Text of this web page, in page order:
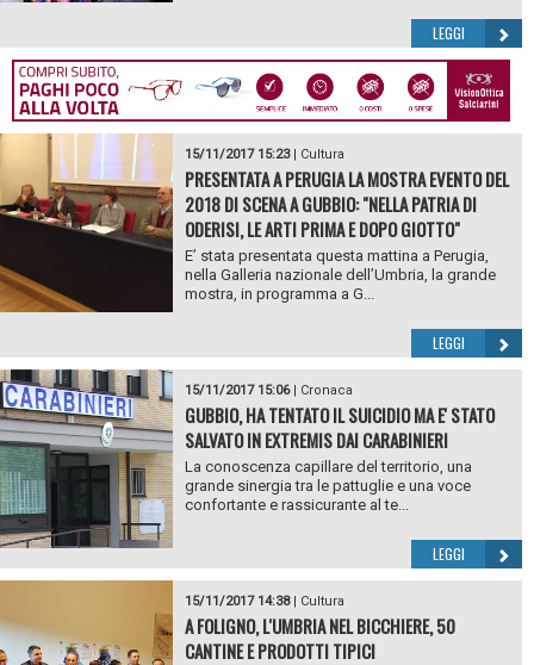
LEGGI
15/11/2017 15:23| Cultura
PRESENTATA A PERUGIA LA MOSTRA EVENTO DEL
2018 DI SCENA A GUBBIO: "NELLA PATRIA DI
ODERISI, LE ARTI PRIMA E DOPO GIOTTO"
E’ stata presentata questa mattina a Perugia,
nella Galleria nazionale dell’Umbria, la grande
mostra, in programma a G...
LEGGI
15/11/2017 15:06| Cronaca
GUBBIO, HA TENTATO IL SUICIDIO MA E' STATO
SALVATO IN EXTREMIS DAI CARABINIERI
La conoscenza capillare del territorio, una
grande sinergia tra le pattuglie e una voce
confortante e rassicurante al te...
LEGGI
15/11/2017 14:38| Cultura
A FOLIGNO, L'UMBRIA NEL BICCHIERE, 50
CANTINE E PRODOTTI TIPICI